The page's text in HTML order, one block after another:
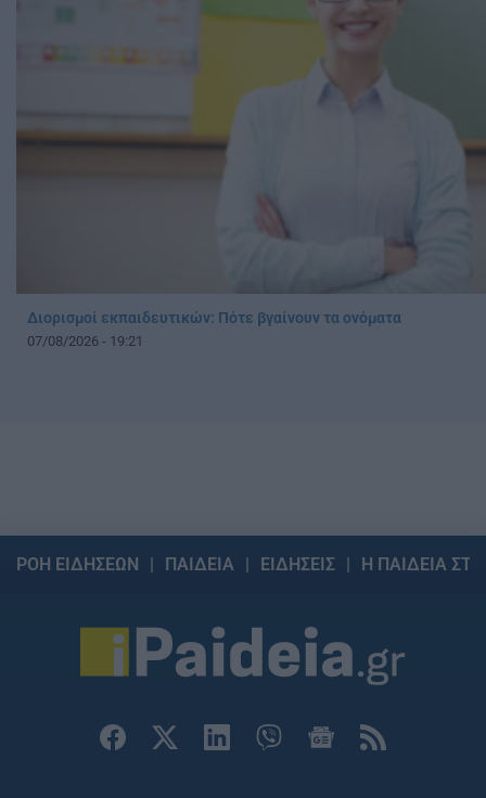
Διορισμοί εκπαιδευτικών: Πότε βγαίνουν τα ονόματα
07/08/2026 - 19:21
ΡΟΗ ΕΙΔΗΣΕΩΝ ΠΑΙΔΕΙΑ ΕΙΔΗΣΕΙΣ Η ΠΑΙΔΕΙΑ